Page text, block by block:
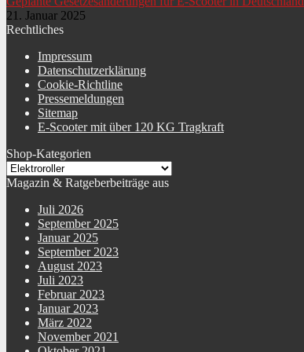
Reichweite Akku
Ladezeit Akku 8 Std.
Typ Akku Lithium-Ionen-Akku
Leistung Akku
Spannung Akku
Anzahl Räder
Art Leuchtmittel hinten
21. Januar 2025
Rechtliches
Impressum
Datenschutzerklärung
Cookie-Richtline
Pressemeldungen
Sitemap
E-Scooter mit über 120 KG Tragkraft
Shop-Kategorien
Magazin & Ratgeberbeiträge aus
Juli 2026
September 2025
Januar 2025
September 2023
August 2023
Juli 2023
Februar 2023
Januar 2023
März 2022
November 2021